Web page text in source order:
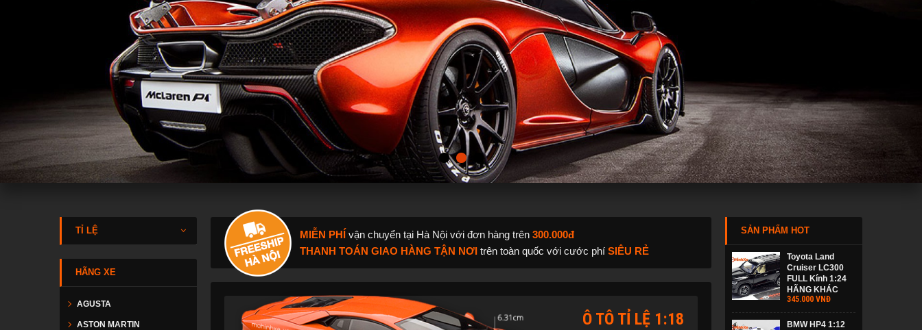
TỈ LỆ
HÃNG XE
AGUSTA
ASTON MARTIN
MIỄN PHÍ vận chuyển tại Hà Nội với đơn hàng trên 300.000đ
THANH TOÁN GIAO HÀNG TẬN NƠI trên toàn quốc với cước phí SIÊU RẺ
Ô TÔ TỈ LỆ 1:18
SẢN PHẨM HOT
Toyota Land
Cruiser LC300
FULL Kính 1:24
HÃNG KHÁC
345.000 VNĐ
BMW HP4 1:12